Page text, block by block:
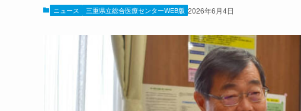
ニュース 三重県立総合医療センターWEB版 2026年6月4日